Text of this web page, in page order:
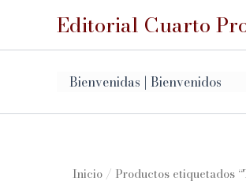
contenido
Editorial Cuarto
Bienvenidas | Bienvenidos
Inicio / Productos etiquetados